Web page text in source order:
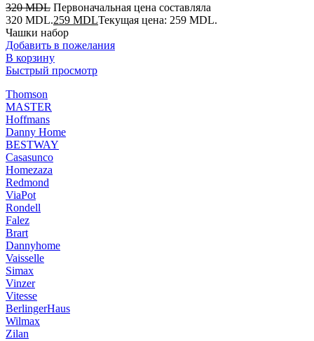
320MDL Первоначальная цена составляла
320 MDL.259 MDLТекущая цена: 259 MDL.
Чашки набор
Добавить в пожелания
В корзину
Быстрый просмотр
Thomson
MASTER
Hoffmans
Danny Home
BESTWAY
Casasunco
Homezaza
Redmond
ViaPot
Rondell
Falez
Brart
Dannyhome
Vaisselle
Simax
Vinzer
Vitesse
BerlingerHaus
Wilmax
Zilan